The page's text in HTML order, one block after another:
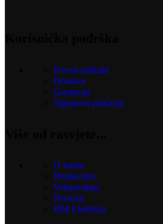
Povrat artikala
Dostava
Garancija
Sigurnost plaćanja
O nama
Prodavnice
Veleprodaja
Novosti
BM Elektrika